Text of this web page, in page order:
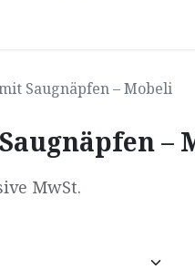
Saugnäpfen – Mobeli
–
MwSt.